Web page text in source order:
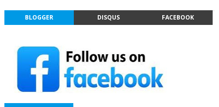
BLOGGER DISQUS FACEBOOK